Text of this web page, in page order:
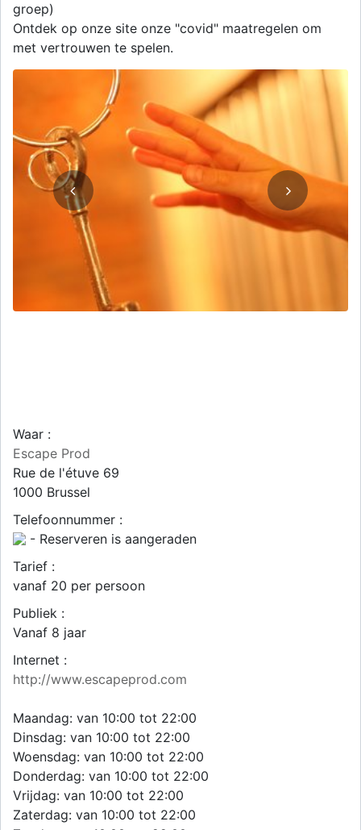
groep)
Ontdek op onze site onze "covid" maatregelen om
met vertrouwen te spelen.
Waar :
Escape Prod
Rue de l'étuve 69
1000 Brussel
Telefoonnummer :
- Reserveren is aangeraden
Tarief :
vanaf 20 per persoon
Publiek :
Vanaf 8 jaar
Internet :
http://www.escapeprod.com
Maandag: van 10:00 tot 22:00
Dinsdag: van 10:00 tot 22:00
Woensdag: van 10:00 tot 22:00
Donderdag: van 10:00 tot 22:00
Vrijdag: van 10:00 tot 22:00
Zaterdag: van 10:00 tot 22:00